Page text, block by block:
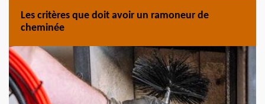
Les critères que doit avoir un ramoneur de
cheminée